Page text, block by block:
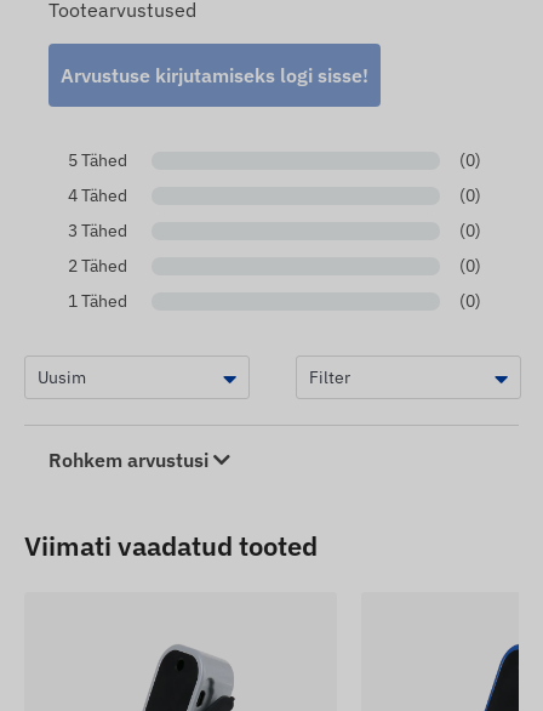
Tootearvustused
Arvustuse kirjutamiseks logi sisse!
5 Tähed
(0)
4 Tähed
(0)
3 Tähed
(0)
2 Tähed
(0)
1 Tähed
(0)
Rohkem arvustusi
Viimati vaadatud tooted